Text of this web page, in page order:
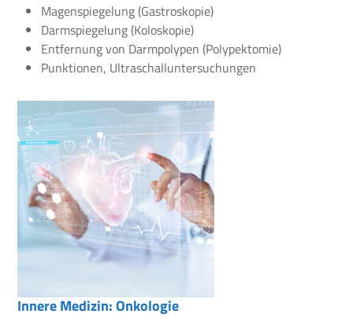
Magenspiegelung (Gastroskopie)
Darmspiegelung (Koloskopie)
Entfernung von Darmpolypen (Polypektomie)
Punktionen, Ultraschalluntersuchungen
Innere Medizin: Onkologie